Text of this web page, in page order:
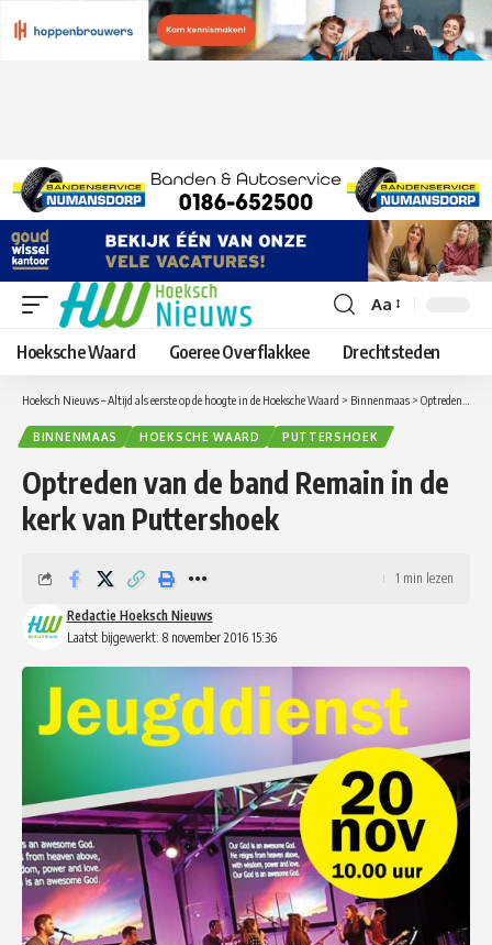
Lettergrootte
aanpassen
Aa
Hoeksche Waard Goeree Overflakkee Drechtsteden
Hoeksch Nieuws – Altijd als eerste op de hoogte in de Hoeksche Waard > Binnenmaas > Optreden van de band Remain in de kerk van Puttershoek
BINNENMAAS HOEKSCHE WAARD PUTTERSHOEK
Optreden van de band Remain in de
kerk van Puttershoek
Laatst bijgewerkt: 8 november 2016 15:36
Redactie Hoeksch Nieuws
1 min lezen